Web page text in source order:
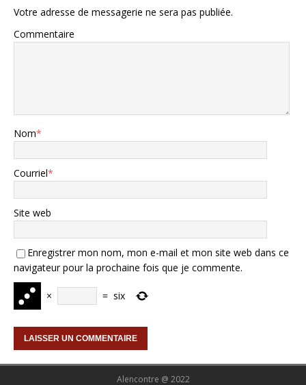
Votre adresse de messagerie ne sera pas publiée.
Commentaire
Nom*
Courriel*
Site web
Enregistrer mon nom, mon e-mail et mon site web dans ce
navigateur pour la prochaine fois que je commente.
× = six
Alencontre @ 2022